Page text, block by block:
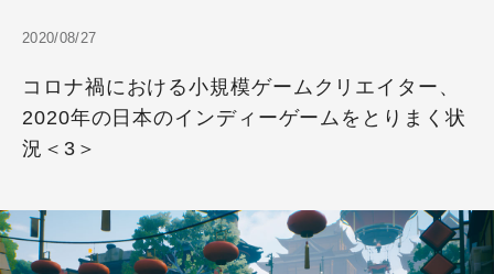
2020/08/27
コロナ禍における小規模ゲームクリエイター、
2020年の日本のインディーゲームをとりまく状
況＜3＞